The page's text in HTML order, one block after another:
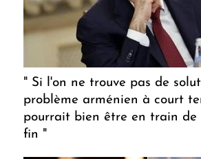
" Si l'on ne trouve pas de
problème arménien à court
pourrait bien être en train de
fin "